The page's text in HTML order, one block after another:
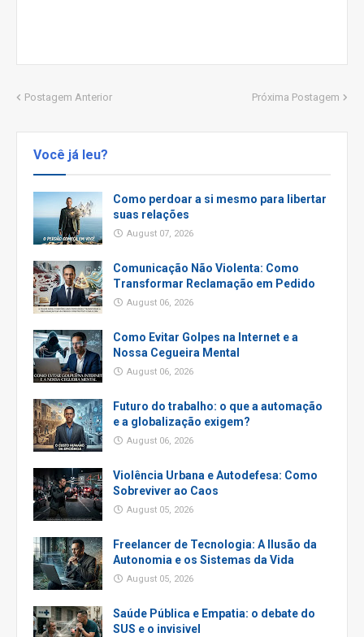
Postagem Anterior Próxima Postagem
Você já leu?
Como perdoar a si mesmo para libertar
suas relações
August 07, 2026
Comunicação Não Violenta: Como
Transformar Reclamação em Pedido
August 06, 2026
Como Evitar Golpes na Internet e a
Nossa Cegueira Mental
August 06, 2026
Futuro do trabalho: o que a automação
e a globalização exigem?
August 06, 2026
Violência Urbana e Autodefesa: Como
Sobreviver ao Caos
August 05, 2026
Freelancer de Tecnologia: A Ilusão da
Autonomia e os Sistemas da Vida
August 05, 2026
Saúde Pública e Empatia: o debate do
SUS e o invisivel